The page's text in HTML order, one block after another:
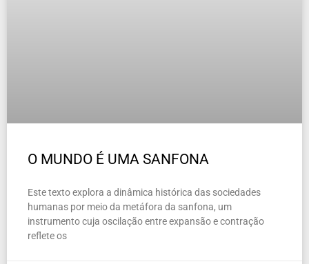
O MUNDO É UMA SANFONA
Este texto explora a dinâmica histórica das sociedades
humanas por meio da metáfora da sanfona, um
instrumento cuja oscilação entre expansão e contração
reflete os